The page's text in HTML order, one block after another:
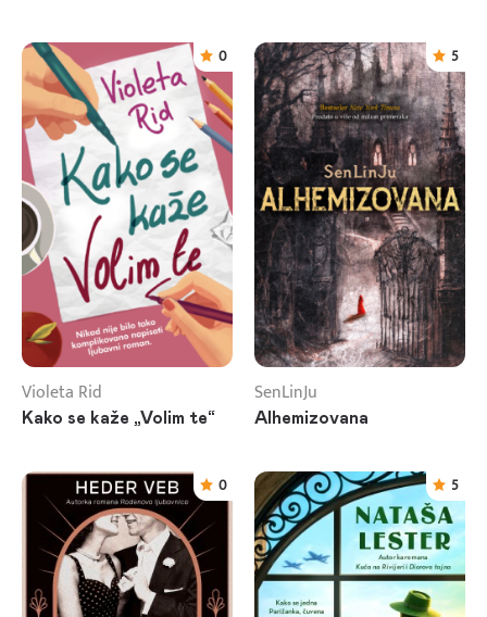
0
Violeta Rid
Kako se kaže „Volim te“
5
SenLinJu
Alhemizovana
0 5